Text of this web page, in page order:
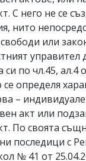
С него не се
нито
или
управител
по чл.45, ал.4
определя
–
акт или
По своята
последици с
№ 41 от